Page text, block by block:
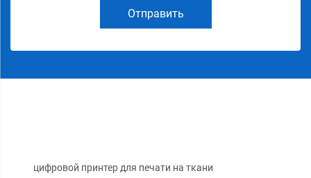
Отправить
цифровой принтер для печати на ткани